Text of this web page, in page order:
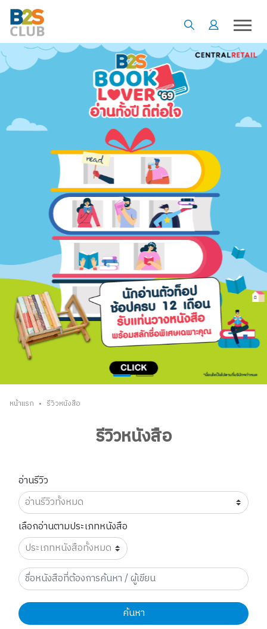
หน้าแรก • รีวิวหนังสือ
รีวิวหนังสือ
อ่านรีวิว
เลือกอ่านตามประเภทหนังสือ
ค้นหา